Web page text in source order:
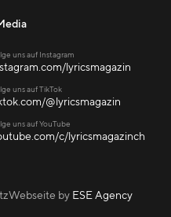
uns auf Instagram
lyricsmagazin
uns auf TikTok
@lyricsmagazin
uns auf YouTube
c/lyricsmagazinch
Webseite by ESE Agency